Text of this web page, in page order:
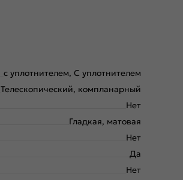
с уплотнителем, С уплотнителем
Телескопический, компланарный
Нет
Гладкая, матовая
Нет
Да
Нет